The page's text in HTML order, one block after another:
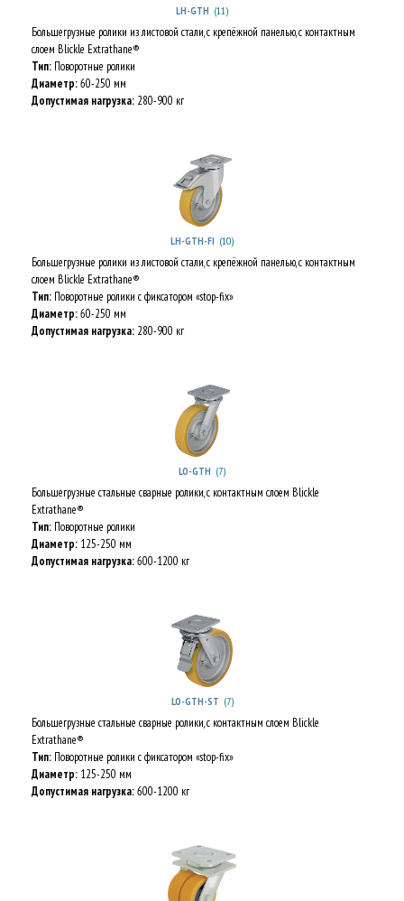
LH-GTH (11)
Большегрузные ролики из листовой стали, с крепёжной панелью, с контактным
слоем Blickle Extrathane®
Тип: Поворотные ролики
Диаметр:60-250 мм
Допустимая нагрузка: 280-900 кг
LH-GTH-FI (10)
Большегрузные ролики из листовой стали, с крепёжной панелью, с контактным
слоем Blickle Extrathane®
Тип: Поворотные ролики с фиксатором «stop-fix»
Диаметр:60-250 мм
Допустимая нагрузка: 280-900 кг
LO-GTH (7)
Большегрузные стальные сварные ролики, с контактным слоем Blickle
Extrathane®
Тип: Поворотные ролики
Диаметр: 125-250 мм
Допустимая нагрузка:600-1200 кг
LO-GTH-ST (7)
Большегрузные стальные сварные ролики, с контактным слоем Blickle
Extrathane®
Тип: Поворотные ролики с фиксатором «stop-fix»
Диаметр: 125-250 мм
Допустимая нагрузка:600-1200 кг